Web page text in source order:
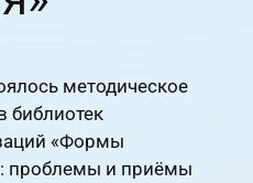
методическое
библиотек
«Формы
проблемы и приёмы